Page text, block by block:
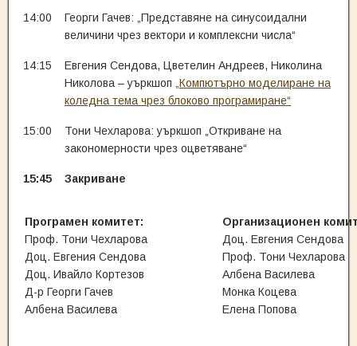
14:00
Георги Гачев: „Представяне на синусоидални
величини чрез вектори и комплексни числа“
14:15
Евгения Сендова, Цветелин Андреев, Николина
Николова – уъркшоп
„Компютърно моделиране на
коледна тема чрез блоково програмиране“
15:00
Тони Чехларова: уъркшоп „Откриване на
закономерности чрез оцветяване“
15:45 Закриване
Програмен комитет:
Проф. Тони Чехларова
Доц. Евгения Сендова
Доц. Ивайло Кортезов
Д-р Георги Гачев
Албена Василева
Организационен
Доц. Евгения Сендова
Проф. Тони Чехларова
Албена Василева
Монка Коцева
Елена Попова